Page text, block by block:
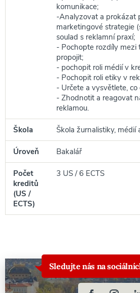
komunikace;
-Analyzovat a prokázat
marketingové strategie
soulad s reklamní praxí;
- Pochopte rozdíly mezi
propojit;
- pochopit roli médií v
- Pochopit roli etiky v
- Určete a vysvětlete,
- Zhodnotit a reagovat
reklamou.
Škola Škola žurnalistiky,
Úroveň Bakalář
Počet
kreditů
(US /
ECTS)
3 US / 6 ECTS
Sledujte nás na